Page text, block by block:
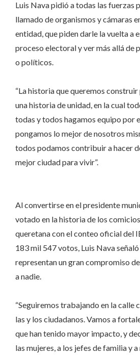
Luis Nava pidió a todas las fuerzas
llamado de organismos y cámaras
entidad, que piden darle la vuelta a
proceso electoral y ver más allá de
o políticos.
“La historia que queremos
una historia de unidad, en la cual
todas y todos hagamos equipo por
pongamos lo mejor de nosotros
todos podamos contribuir a hacer
mejor ciudad para vivir”.
Al convertirse en el presidente
votado en la historia de los
queretana con el conteo oficial del
183 mil 547 votos, Luis Nava
representan un gran compromiso
a nadie.
“Seguiremos trabajando en la calle
las y los ciudadanos. Vamos a
que han tenido mayor impacto, y
las mujeres, a los jefes de familia y